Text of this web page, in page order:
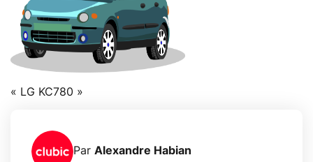
« LG KC780 »
Par Alexandre Habian